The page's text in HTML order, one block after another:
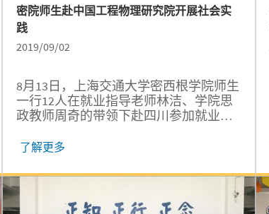
密院师生赴中国工程物理研究院开展社会实
践
2019/09/02
8月13日，上海交通大学密西根学院师生
一行12人在就业指导老师林洁、学院思
政教师周奇的带领下赴四川参加就业专
国科学城绵阳，参与了由中国工程物理
“2019年重点高校研究生定向暑期实践”
活动。
了解更多